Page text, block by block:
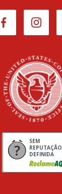
SEM
REPUTAÇÃO
DEFINIDA